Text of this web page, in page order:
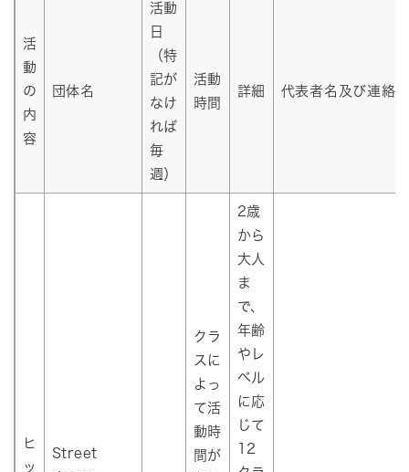
活
動
の
内
容
団体名
活動
日
（特
記が
なけ
れば
毎
週）
活動
時間
詳細 代表者名及び連絡
ヒ
ッ
Street
クラ
スに
よっ
て活
動時
間が
2歳
から
大人
ま
で、
年齢
やレ
ベル
に応
じて
12